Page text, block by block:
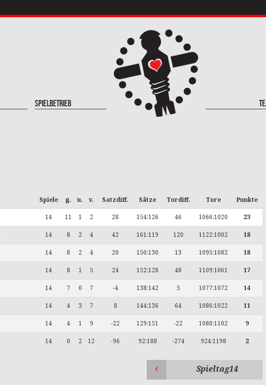
Spielbetrieb
Spiele g. u. v. Satzdiff. Sätze Tordiff. Tore Punkte
14 11 1 2 28 154:126 46 1066:1020 23
14 8 2 4 42 161:119 120 1122:1002 18
14 8 2 4 20 150:130 13 1095:1082 18
14 8 1 5 24 152:128 48 1109:1061 17
14 7 0 7 -4 138:142 5 1077:1072 14
14 4 3 7 8 144:136 64 1086:1022 11
14 4 1 9 -22 129:151 -22 1080:1102 9
14 0 2 12 -96 92:188 -274 924:1198 2
Spieltag14